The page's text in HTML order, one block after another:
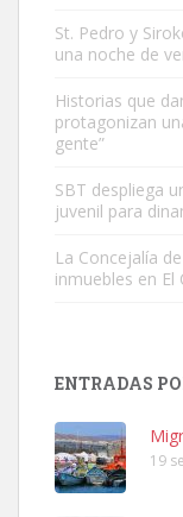
Busco adopción
hembra, 4 años.
Leales.org » Gran
Leales.org » Gran
St. Pedro y
una noche de
Historias que
protagonizan
gente”
SBT despliega
juvenil para
La Concejalía
inmuebles en El
ENTRADAS
19